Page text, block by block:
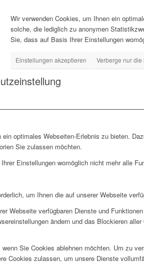
Wir verwenden Cookies, um Ihnen ein
solche, die lediglich zu anonymen
Sie, dass auf Basis Ihrer Einstellungen
Einstellungen akzeptieren Verberge nur
optimales Webseiten-Erlebnis zu bieten.
Sie zulassen möchten.
Einstellungen womöglich nicht mehr alle
um Ihnen die auf unserer Webseite
Webseite verfügbaren Dienste und
ändern und das Blockieren
Sie Cookies ablehnen möchten. Um zu
Cookies zulassen, um unsere Dienste